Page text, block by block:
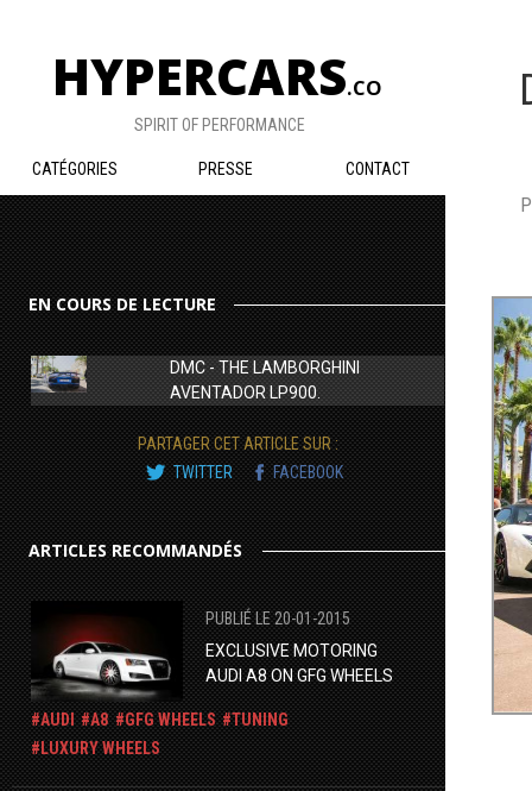
HYPERCARS.CO
SPIRIT OF PERFORMANCE
CATÉGORIES PRESSE CONTACT
EN COURS DE LECTURE
DMC - THE LAMBORGHINI
AVENTADOR LP900.
PARTAGER CET ARTICLE SUR :
TWITTER
FACEBOOK
ARTICLES RECOMMANDÉS
PUBLIÉ LE 20-01-2015
EXCLUSIVE MOTORING
AUDI A8 ON GFG WHEELS
AUDI A8 GFG WHEELS
TUNING
LUXURY WHEELS